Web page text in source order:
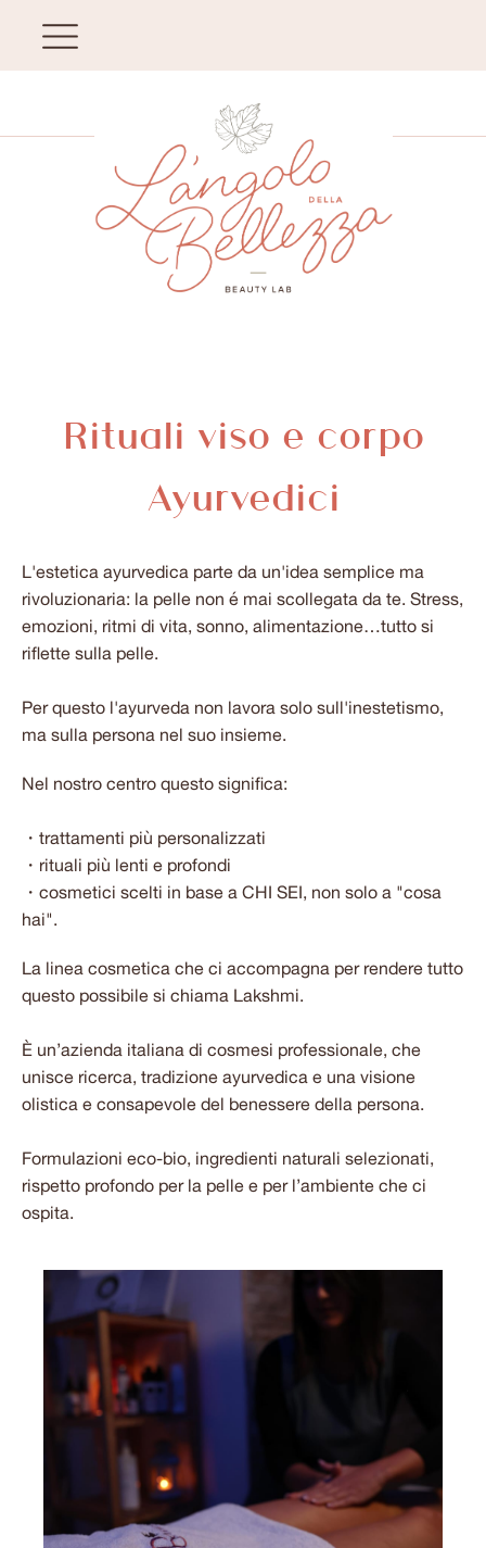
Rituali viso e corpo
Ayurvedici
L'estetica ayurvedica parte da un'idea semplice ma
rivoluzionaria: la pelle non é mai scollegata da te. Stress,
emozioni, ritmi di vita, sonno, alimentazione…tutto si
riflette sulla pelle.
Per questo l'ayurveda non lavora solo sull'inestetismo,
ma sulla persona nel suo insieme.
Nel nostro centro questo significa:
・trattamenti più personalizzati
・rituali più lenti e profondi
・cosmetici scelti in base a CHI SEI, non solo a "cosa
hai".
La linea cosmetica che ci accompagna per rendere tutto
questo possibile si chiama Lakshmi.
È un’azienda italiana di cosmesi professionale, che
unisce ricerca, tradizione ayurvedica e una visione
olistica e consapevole del benessere della persona.
Formulazioni eco-bio, ingredienti naturali selezionati,
rispetto profondo per la pelle e per l’ambiente che ci
ospita.